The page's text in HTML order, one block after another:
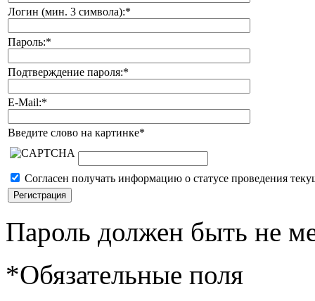
Логин (мин. 3 символа):*
Пароль:*
Подтверждение пароля:*
E-Mail:*
Введите слово на картинке*
Согласен получать информацию о статусе проведения
Пароль должен быть не
*Обязательные поля